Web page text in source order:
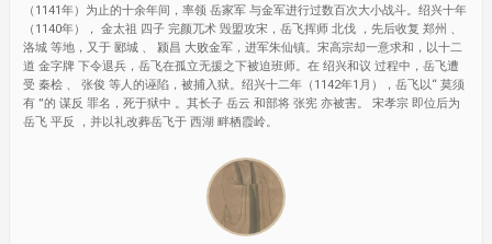
（1141年）为止的十余年间，率领 岳家军 与金军进行过数百次大小战斗。绍兴十年
（1140年）， 金太祖 四子 完颜兀术 毁盟攻宋，岳飞挥师 北伐 ，先后收复 郑州 、
洛城 等地，又于 郾城 、 颍昌 大败金军，进军朱仙镇。宋高宗却一意求和，以十二
道 金字牌 下令退兵，岳飞在孤立无援之下被迫班师。在 绍兴和议 过程中，岳飞遭
受 秦桧 、 张俊 等人的诬陷，被捕入狱。绍兴十二年（1142年1月），岳飞以“ 莫须
有 ”的 谋反 罪名，死于狱中 。其长子 岳云 和部将 张宪 亦被害。 宋孝宗 即位后为
岳飞 平反 ，并以礼改葬岳飞于 西湖 畔栖霞岭。